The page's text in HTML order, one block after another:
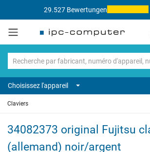
29.527 Bewertungen
Choisissez l'appareil
Claviers
34082373 original Fujitsu
(allemand) noir/argent